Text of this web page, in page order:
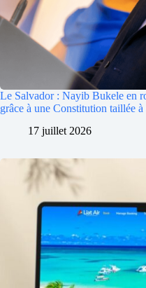
Le Salvador : Nayib Bukele en
grâce à une Constitution taillée à
17 juillet 2026